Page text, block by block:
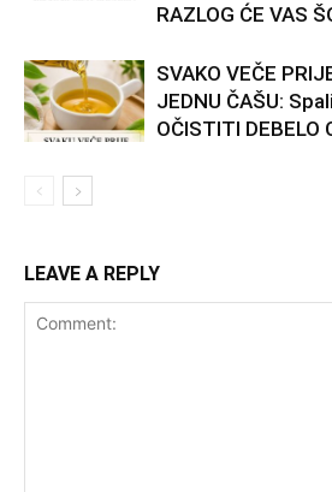
RAZLOG ĆE VAS
SVAKO VEČE
JEDNU ČAŠU:
OČISTITI DEBELO
LEAVE A REPLY